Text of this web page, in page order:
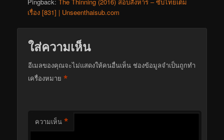
เรื่อง [831] | Unseenthaisub.com
ใส่ความเห็น
อีเมลของคุณจะไม่แสดงให้คนอื่นเห็น ช่องข้อมูลจำเป็นถูกทำ
เครื่องหมาย*
ความเห็น *